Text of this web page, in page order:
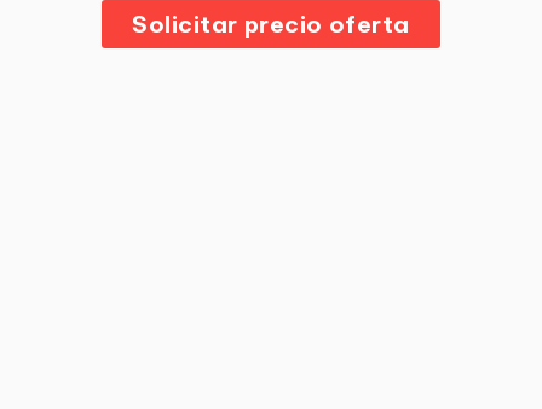
Solicitar precio oferta